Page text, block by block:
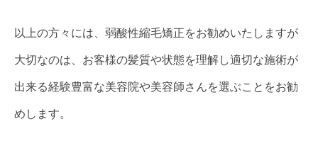
以上の方々には、弱酸性縮毛矯正をお勧めいたしますが
大切なのは、お客様の髪質や状態を理解し適切な施術が
出来る経験豊富な美容院や美容師さんを選ぶことをお勧
めします。